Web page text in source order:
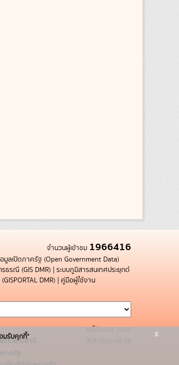
จำนวนผู้เข้าชม 1966416
มูลเปิดภาครัฐ (Open Government Data)
ธรณี (GIS DMR) | ระบบภูมิสารสนเทศประยุกต์
DMR) | คู่มือผู้ใช้งาน
สถิติแห่งชาติ
าครัฐ
รุ่นโปรแกรม: 3.0.0
วันที่: 2025-05-19
มรับคุกกี้"
x